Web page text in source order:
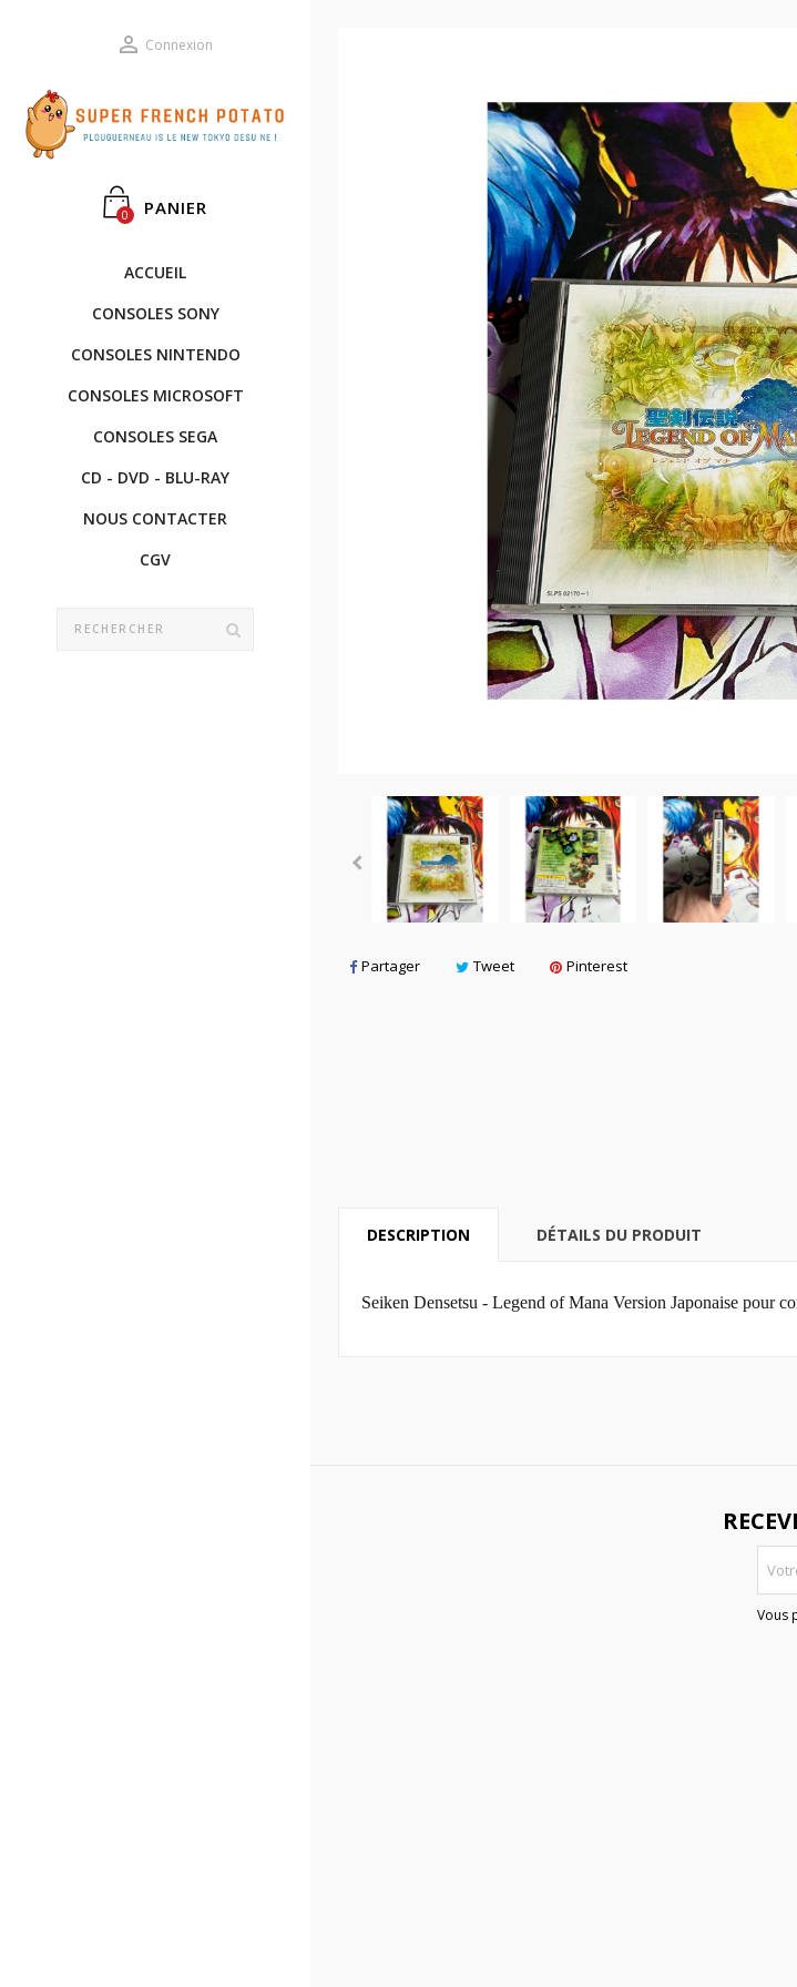
 Connexion
PANIER
0
ACCUEIL
CONSOLES SONY
CONSOLES NINTENDO
CONSOLES MICROSOFT
CONSOLES SEGA
CD - DVD - BLU-RAY
NOUS CONTACTER
CGV
Partager Tweet Pinterest
DESCRIPTION DÉTAILS DU PRODUIT
Seiken Densetsu - Legend of Mana Version Japonaise pour
Vous